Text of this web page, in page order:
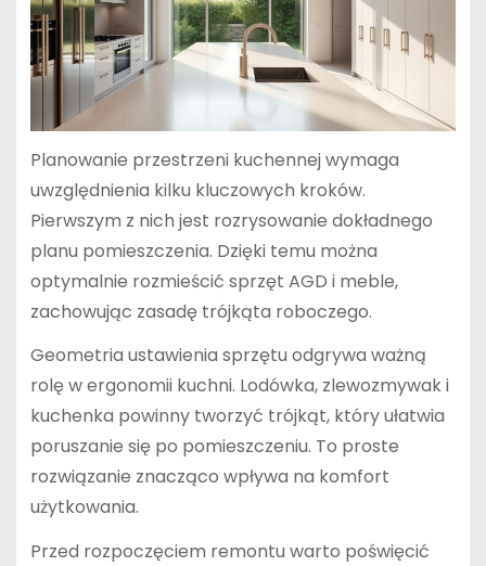
Planowanie przestrzeni kuchennej wymaga
uwzględnienia kilku kluczowych kroków.
Pierwszym z nich jest rozrysowanie dokładnego
planu pomieszczenia. Dzięki temu można
optymalnie rozmieścić sprzęt AGD i meble,
zachowując zasadę trójkąta roboczego.
Geometria ustawienia sprzętu odgrywa ważną
rolę w ergonomii kuchni. Lodówka, zlewozmywak i
kuchenka powinny tworzyć trójkąt, który ułatwia
poruszanie się po pomieszczeniu. To proste
rozwiązanie znacząco wpływa na komfort
użytkowania.
Przed rozpoczęciem remontu warto poświęcić